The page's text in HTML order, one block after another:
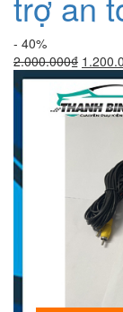
- 40%
2.000.000₫ Giá
gốc
là: